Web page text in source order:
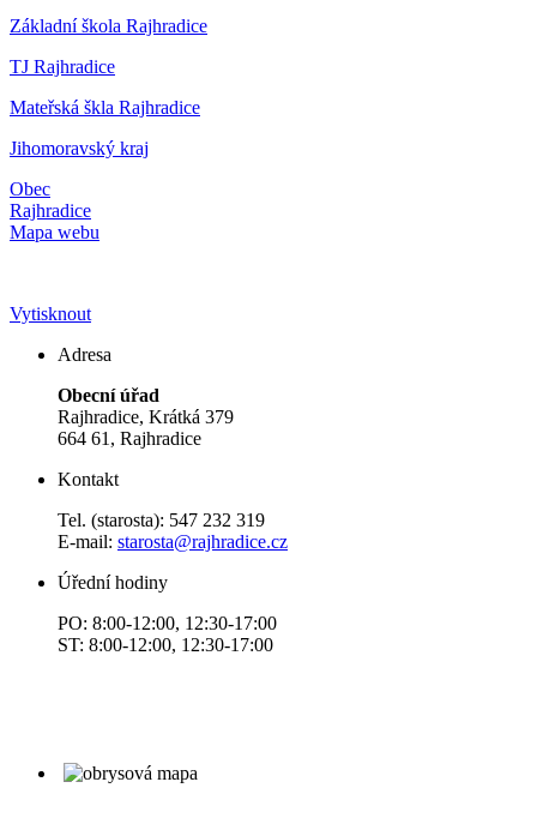
Základní škola Rajhradice
TJ Rajhradice
Mateřská škla Rajhradice
Jihomoravský kraj
Obec
Rajhradice
Mapa webu
Vytisknout
Adresa
Obecní úřad
Rajhradice, Krátká 379
664 61, Rajhradice
Kontakt
Tel. (starosta): 547 232 319
E-mail: starosta@rajhradice.cz
Úřední hodiny
PO: 8:00-12:00, 12:30-17:00
ST: 8:00-12:00, 12:30-17:00